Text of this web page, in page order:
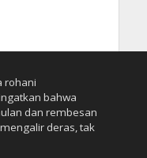
rohani
bahwa
dan rembesan
deras, tak